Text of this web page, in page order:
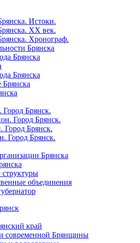
Истоки.
XX век.
Хронограф.
Брянска
Брянска
Брянска
Брянска
Брянск.
Город Брянск.
Город Брянск.
Город Брянск.
Брянска
структуры
объединения
край
современной Брянщины